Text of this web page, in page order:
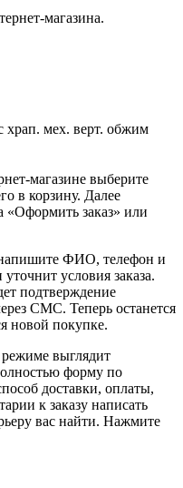
магазина.
мех. верт. обжим
магазине выберите
в корзину. Далее
«Оформить заказ» или
напишите ФИО, телефон и
условия заказа.
подтверждение
СМС. Теперь останется
новой покупке.
выглядит
форму по
доставки, оплаты,
к заказу написать
вас найти. Нажмите